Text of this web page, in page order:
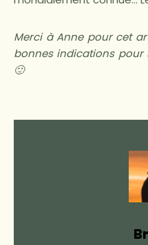
Merci à Anne pour cet
bonnes indications pour
🙂